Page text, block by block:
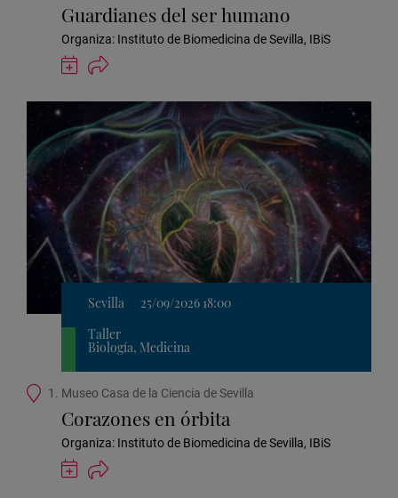
actividad
Guardianes del ser humano
Organiza: Instituto de Biomedicina de Sevilla, IBiS
Guardar
actividad
Google
Calendar
Sevilla
25/09/2026 18:00
Taller
Biología, Medicina
Ubicación
actividad
1. Museo Casa de la Ciencia de Sevilla
Corazones en órbita
Organiza: Instituto de Biomedicina de Sevilla, IBiS
Guardar
actividad